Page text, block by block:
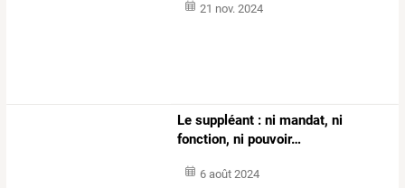
21 nov. 2024
Le suppléant : ni mandat, ni
fonction, ni pouvoir…
6 août 2024